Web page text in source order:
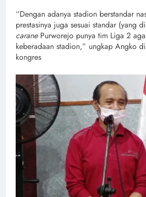
“Dengan adanya stadion berstandar
prestasinya juga sesuai standar (yang
caranePurworejo punya tim Liga 2
keberadaan stadion,” ungkap Angko
kongres